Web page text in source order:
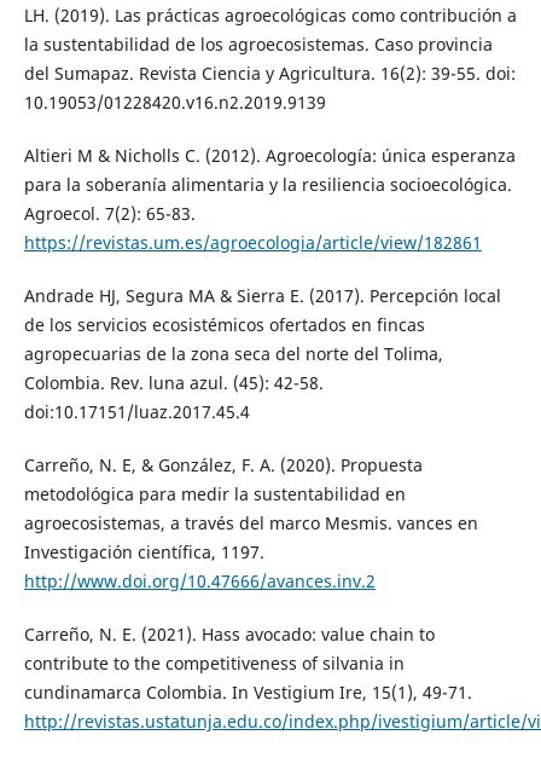
LH. (2019). Las prácticas agroecológicas como contribución a
la sustentabilidad de los agroecosistemas. Caso provincia
del Sumapaz. Revista Ciencia y Agricultura. 16(2): 39-55. doi:
10.19053/01228420.v16.n2.2019.9139
Altieri M & Nicholls C. (2012). Agroecología: única esperanza
para la soberanía alimentaria y la resiliencia socioecológica.
Agroecol. 7(2): 65-83.
https://revistas.um.es/agroecologia/article/view/182861
Andrade HJ, Segura MA & Sierra E. (2017). Percepción local
de los servicios ecosistémicos ofertados en fincas
agropecuarias de la zona seca del norte del Tolima,
Colombia. Rev. luna azul. (45): 42-58.
doi:10.17151/luaz.2017.45.4
Carreño, N. E, & González, F. A. (2020). Propuesta
metodológica para medir la sustentabilidad en
agroecosistemas, a través del marco Mesmis. vances en
Investigación científica, 1197.
http://www.doi.org/10.47666/avances.inv.2
Carreño, N. E. (2021). Hass avocado: value chain to
contribute to the competitiveness of silvania in
cundinamarca Colombia. In Vestigium Ire, 15(1), 49-71.
http://revistas.ustatunja.edu.co/index.php/ivestigium/article/